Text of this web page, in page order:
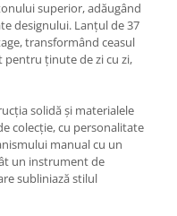
superior, adăugând
designului. Lanțul de 37
transformând ceasul
ținute de zi cu zi,
solidă și materialele
colecție, cu personalitate
manual cu un
un instrument de
subliniază stilul